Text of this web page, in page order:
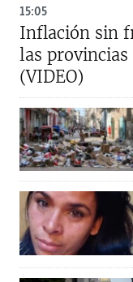
15:05
Inflación sin
las
(VIDEO)